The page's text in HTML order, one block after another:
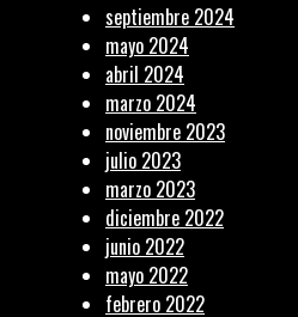
septiembre 2024
mayo 2024
abril 2024
marzo 2024
noviembre 2023
julio 2023
marzo 2023
diciembre 2022
junio 2022
mayo 2022
febrero 2022